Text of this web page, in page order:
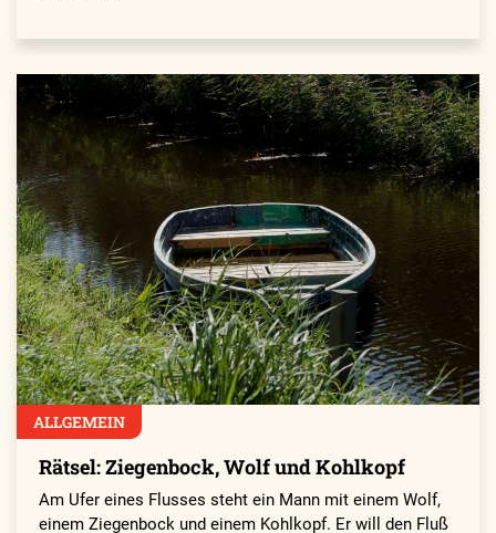
ALLGEMEIN
Rätsel: Ziegenbock, Wolf und Kohlkopf
Am Ufer eines Flusses steht ein Mann mit einem Wolf,
einem Ziegenbock und einem Kohlkopf. Er will den Fluß